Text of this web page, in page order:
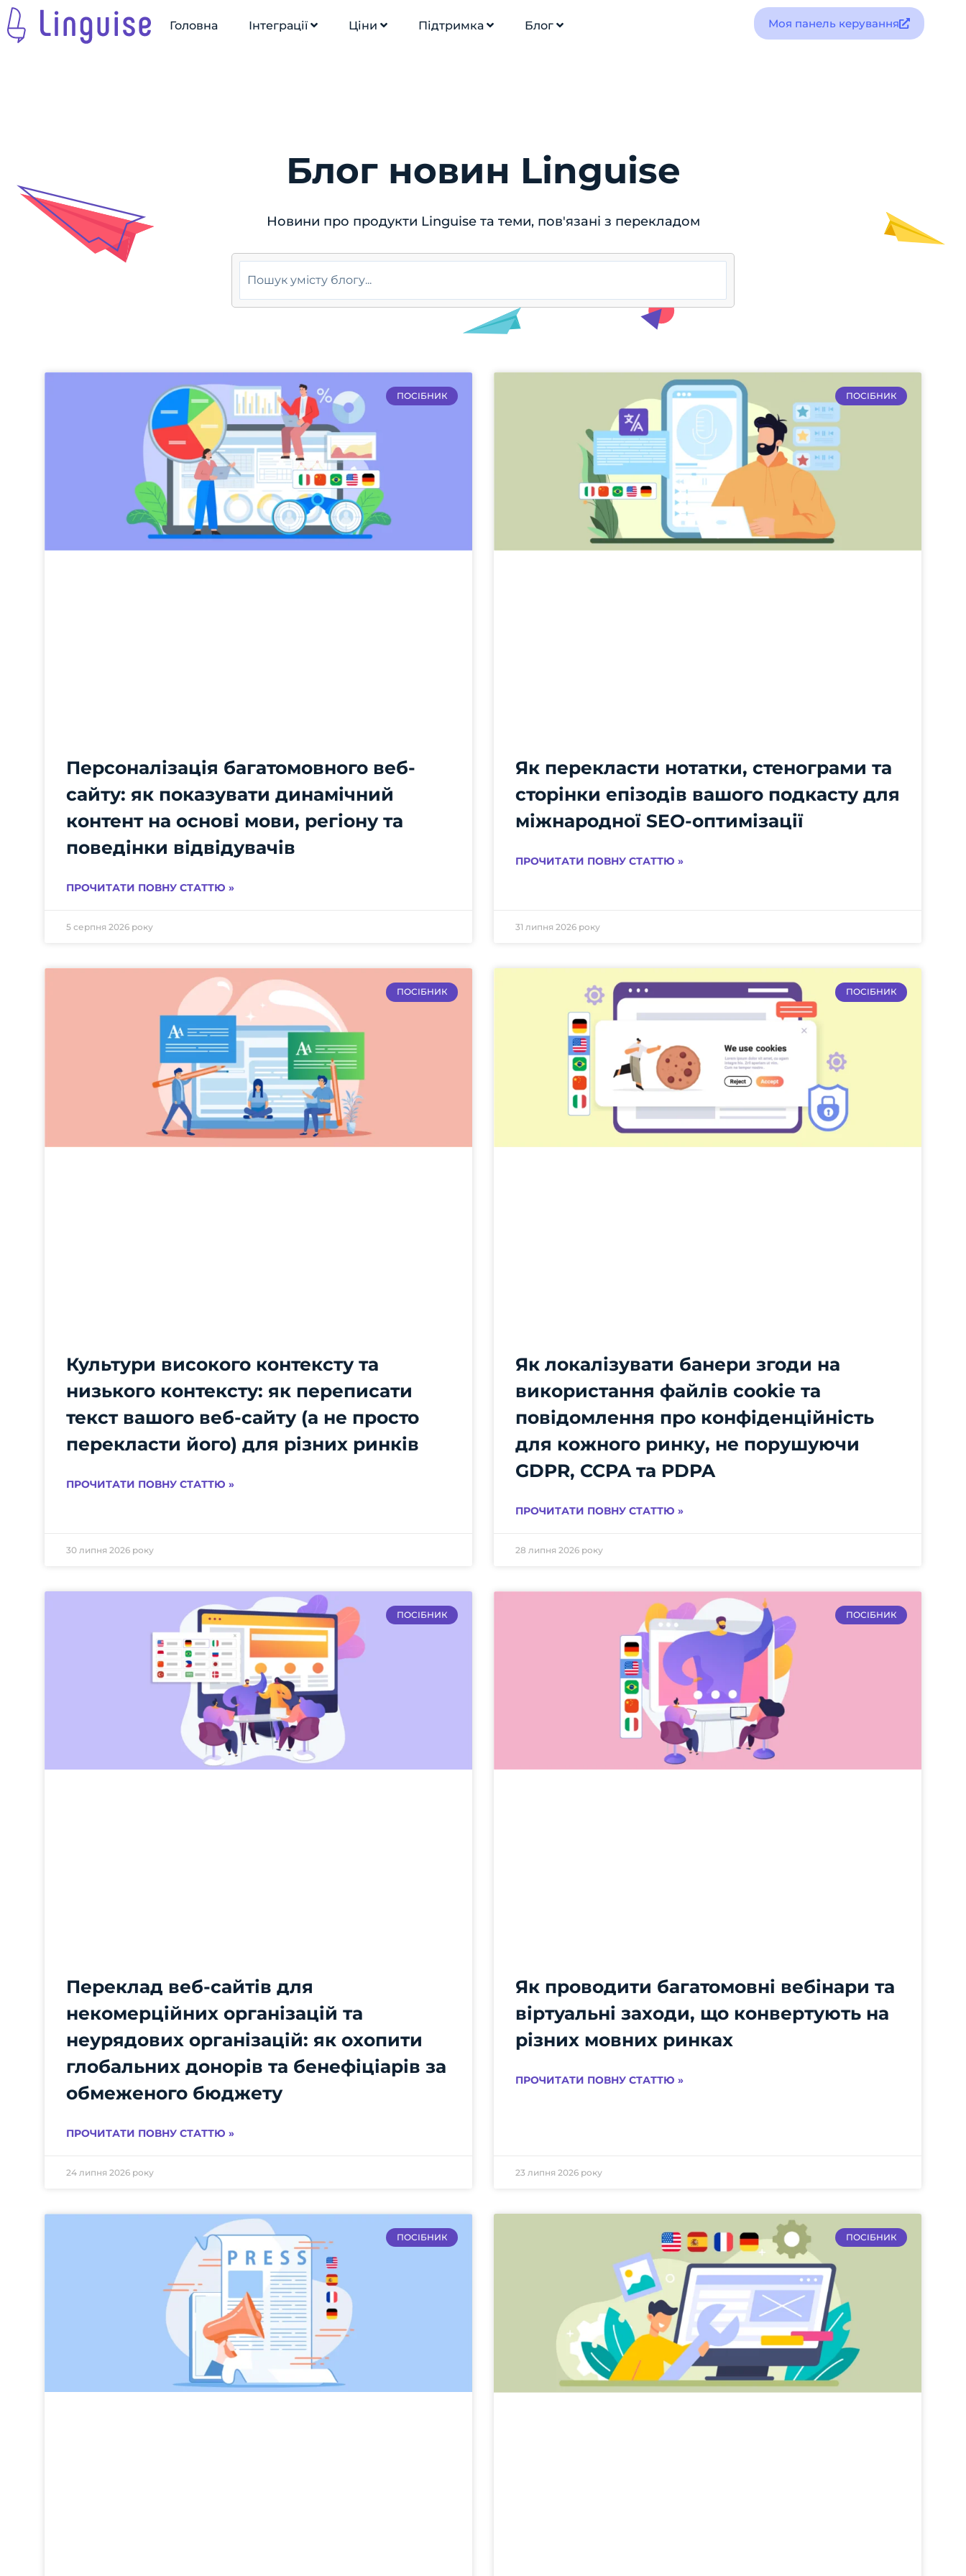
Головна Інтеграції Ціни Підтримка Блог Моя панель керування
Блог новин Linguise
Новини про продукти Linguise та теми, пов'язані з перекладом
ПОСІБНИК
Персоналізація багатомовного веб-
сайту: як показувати динамічний
контент на основі мови, регіону та
поведінки відвідувачів
ПРОЧИТАТИ ПОВНУ СТАТТЮ »
5 серпня 2026 року
ПОСІБНИК
Як перекласти нотатки, стенограми та
сторінки епізодів вашого подкасту для
міжнародної SEO-оптимізації
ПРОЧИТАТИ ПОВНУ СТАТТЮ »
31 липня 2026 року
ПОСІБНИК
Культури високого контексту та
низького контексту: як переписати
текст вашого веб-сайту (а не просто
перекласти його) для різних ринків
ПРОЧИТАТИ ПОВНУ СТАТТЮ »
30 липня 2026 року
ПОСІБНИК
Як локалізувати банери згоди на
використання файлів cookie та
повідомлення про конфіденційність
для кожного ринку, не порушуючи
GDPR, CCPA та PDPA
ПРОЧИТАТИ ПОВНУ СТАТТЮ »
28 липня 2026 року
ПОСІБНИК
Переклад веб-сайтів для
некомерційних організацій та
неурядових організацій: як охопити
глобальних донорів та бенефіціарів за
обмеженого бюджету
ПРОЧИТАТИ ПОВНУ СТАТТЮ »
24 липня 2026 року
ПОСІБНИК
Як проводити багатомовні вебінари та
віртуальні заходи, що конвертують на
різних мовних ринках
ПРОЧИТАТИ ПОВНУ СТАТТЮ »
23 липня 2026 року
ПОСІБНИК ПОСІБНИК